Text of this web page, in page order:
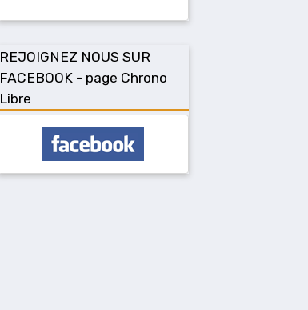
REJOIGNEZ NOUS SUR
FACEBOOK - page Chrono
Libre